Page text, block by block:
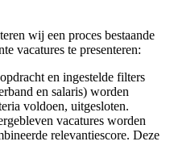
wij een proces bestaande
vacatures te presenteren:
en ingestelde filters
en salaris) worden
voldoen, uitgesloten.
vacatures worden
relevantiescore. Deze